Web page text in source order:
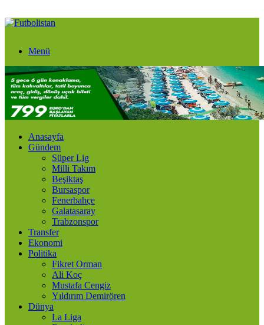
Menü
Anasayfa
Gündem
Süper Lig
Milli Takım
Beşiktaş
Bursaspor
Fenerbahçe
Galatasaray
Trabzonspor
Transfer
Ekonomi
Politika
Fikret Orman
Ali Koç
Mustafa Cengiz
Yıldırım Demirören
Dünya
La Liga